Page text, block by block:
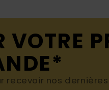
VOTRE
recevoir nos